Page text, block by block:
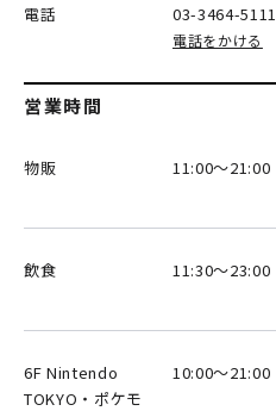
電話 03-3464-5111
電話をかける
営業時間
物販 11:00～21:00
飲食 11:30～23:00
6F Nintendo
TOKYO・ポケモ
10:00～21:00